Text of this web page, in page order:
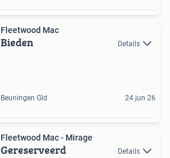
Fleetwood Mac
Bieden Details
Beuningen Gld 24 jun 26
Fleetwood Mac - Mirage
Gereserveerd Details